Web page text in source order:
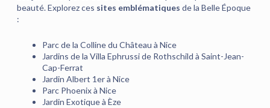
beauté. Explorez ces sites emblématiques de la Belle Époque
:
Parc de la Colline du Château à Nice
Jardins de la Villa Ephrussi de Rothschild à Saint-Jean-
Cap-Ferrat
Jardin Albert 1er à Nice
Parc Phoenix à Nice
Jardin Exotique à Èze